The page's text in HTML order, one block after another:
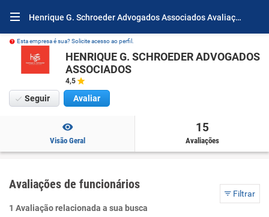
Henrique G. Schroeder Advogados Associados Avaliações e Opiniões
Esta empresa é sua? Solicite acesso ao perfil.
HENRIQUE G. SCHROEDER ADVOGADOS
ASSOCIADOS
4,5
Seguir Avaliar
Visão Geral
15
Avaliações
Avaliações de funcionários
Filtrar
1 Avaliação relacionada a sua busca